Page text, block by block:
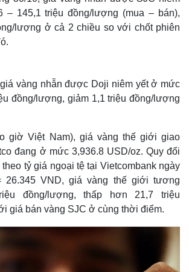
– 145,1 triệu đồng/lượng (mua – bán),
lượng ở cả 2 chiều so với chốt phiên
vàng nhẫn được Doji niêm yết ở mức
đồng/lượng, giảm 1,1 triệu đồng/lượng
giờ Việt Nam), giá vàng thế giới giao
đang ở mức 3,936.8 USD/oz. Quy đổi
tỷ giá ngoại tệ tại Vietcombank ngày
26.345 VND, giá vàng thế giới tương
đồng/lượng, thấp hơn 21,7 triệu
giá bán vàng SJC ở cùng thời điểm.